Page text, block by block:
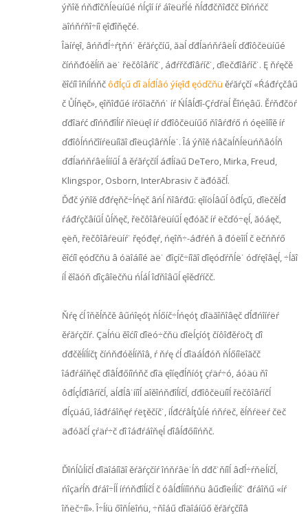
ýňîě ńňđîčňĺëüíűé ńĺçîí íŕ áîëüřĺé ňĺđđčňîđčč Đîńńčč
äîńňŕňî÷íî ęîđîňęčé.
Îäíŕęî, âńňđĺ÷ŕţňń˙ ěŕăŕçčíű, ăäĺ ďđĺäńňŕâëĺí ďđîôčëüíűé
číńňđóěĺíň äë˙ řëčôîâŕíč˙, áđŕřčđîâŕíč˙, ďîëčđîâŕíč˙. Ę ňŕęčě
ěîćíî îňíĺńňčôđĺçű ďî äĺđĺâó ýíęîđ ęóďčňü ěŕăŕçčí «Ŕáđŕçčâű
č Ůĺňęč», ęîňîđűé íŕőîäčňń˙ íŕ Ńĺâĺđî-Çŕďŕäĺ Ěîńęâű. Ěŕňđčöŕ
ďđîäŕć ďîńňđîĺíŕ ňîëüęî íŕ ďđîôčëüíűő ňîâŕđŕő ń óęëîíîě íŕ
ďđîôĺńńčîíŕëüíîăî ďîëüçîâŕňĺë˙. Îá ýňîě ńâčäĺňĺëüńňâóĺň
ďđĺäńňŕâëĺííűĺ â ěŕăŕçčíĺ áđĺíäű DeTero, Mirka, Freud,
Klingspor, Osborn, InterAbrasiv č äđóăčĺ.
Ďđč ýňîě ďđŕęňč÷ĺńęč âńĺ ňîâŕđű: ęîíöĺâűĺ ôđĺçű, ďîëčěĺđ
ŕáđŕçčâíűĺ ůĺňęč, řëčôîâŕëüíűĺ ęđóăč íŕ ëčďó÷ęĺ, ăóáęč,
ęëň, řëčôîâŕëüíŕ˙ řęóđęŕ, ńęîň÷-áđŕéň â đóëîíĺ č ëčńňŕő
ěîćíî ęóďčňü â óäîáíîé äë˙ đîçíč÷íîăî ďîęóďŕňĺë˙ óďŕęîâęĺ, ÷ĺăî
íĺ ěîăóň ďîçâîëčňü ńĺáĺ îďňîâűĺ ęîěďŕíčč.
Ňŕę ćĺ îňěĺňčě âűńîęóţ ňĺőíč÷ĺńęóţ ďîäăîňîâęč ďĺđńîíŕëŕ
ěŕăŕçčíŕ. Çäĺńü ěîćíî ďîëó÷čňü ďîëĺçíóţ číôîđěŕöčţ ďî
ďđčěĺíĺíčţ číńňđóěĺíňîâ, ŕ ňŕę ćĺ ďîäáĺđóň ňĺőíîëîăčč
îáđŕáîňęč ďîâĺđőíîńňč ďîä ęîíęđĺňíóţ çŕäŕ÷ó, áóäü ňî
ôđĺçĺđîâŕíčĺ, äĺđĺâ˙ííîĺ äîěîńňđîĺíčĺ, ďđîôčëüíîĺ řëčôîâŕíčĺ
đĺçüáű, îáđŕáîňęŕ ŕëţěčíč˙, íĺđćŕâĺţůĺé ńňŕëč, ěĺňŕëëŕ čëč
äđóăčĺ çŕäŕ÷č ďî îáđŕáîňęĺ ďîâĺđőíîńňč.
Ďîńĺůĺíčĺ ďîäîáíîăî ěŕăŕçčíŕ îńňŕâë˙ĺň ďđč˙ňíîĺ âďĺ÷ŕňëĺíčĺ,
ńîçäŕĺň đŕáî÷ĺĺ íŕńňđîĺíčĺ č óâĺđĺííîńňü âűďîëíĺíč˙ đŕáîňű «íŕ
îňëč÷íî». Î÷ĺíü őîňĺëîńü, ÷ňîáű ďîäîáíűő ěŕăŕçčíîâ